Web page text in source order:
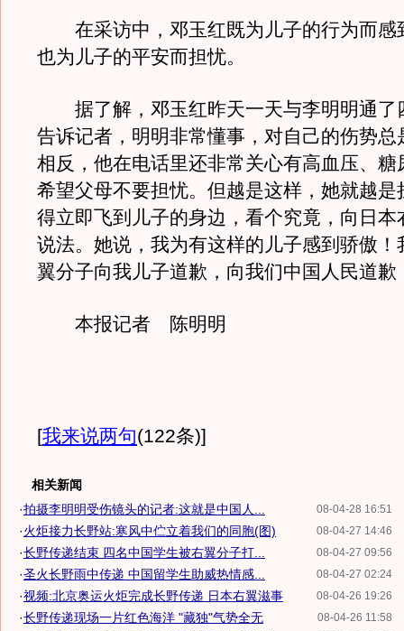
在采访中，邓玉红既为儿子的行为而感
也为儿子的平安而担忧。
据了解，邓玉红昨天一天与李明明通了
告诉记者，明明非常懂事，对自己的伤势总
相反，他在电话里还非常关心有高血压、糖
希望父母不要担忧。但越是这样，她就越是
得立即飞到儿子的身边，看个究竟，向日本
说法。她说，我为有这样的儿子感到骄傲！
翼分子向我儿子道歉，向我们中国人民道歉
本报记者 陈明明
[我来说两句(122条)]
相关新闻
08-04-28 16:51
·拍摄李明明受伤镜头的记者:这就是中国人...
08-04-27 14:46
·火炬接力长野站:寒风中伫立着我们的同胞(图)
08-04-27 09:56
·长野传递结束 四名中国学生被右翼分子打...
08-04-27 02:24
·圣火长野雨中传递 中国留学生助威热情感...
08-04-26 19:26
·视频:北京奥运火炬完成长野传递 日本右翼滋事
08-04-26 11:58
·长野传递现场一片红色海洋 "藏独"气势全无